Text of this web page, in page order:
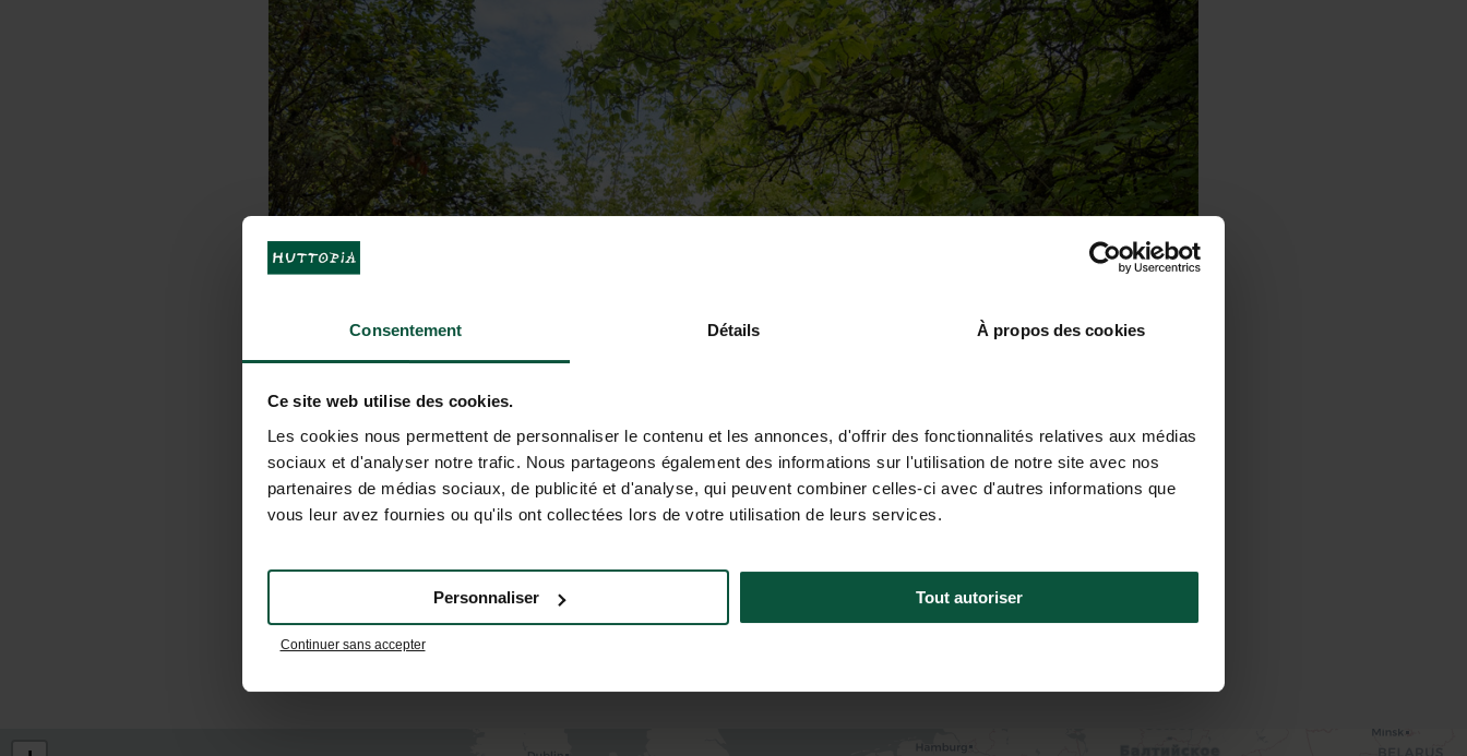
Consentement Détails À propos des cookies
Ce site web utilise des cookies.
Les cookies nous permettent de personnaliser le contenu et les annonces, d'offrir des fonctionnalités relatives aux médias
sociaux et d'analyser notre trafic. Nous partageons également des informations sur l'utilisation de notre site avec nos
partenaires de médias sociaux, de publicité et d'analyse, qui peuvent combiner celles-ci avec d'autres informations que
vous leur avez fournies ou qu'ils ont collectées lors de votre utilisation de leurs services.
Continuer sans accepter
Personnaliser Tout autoriser